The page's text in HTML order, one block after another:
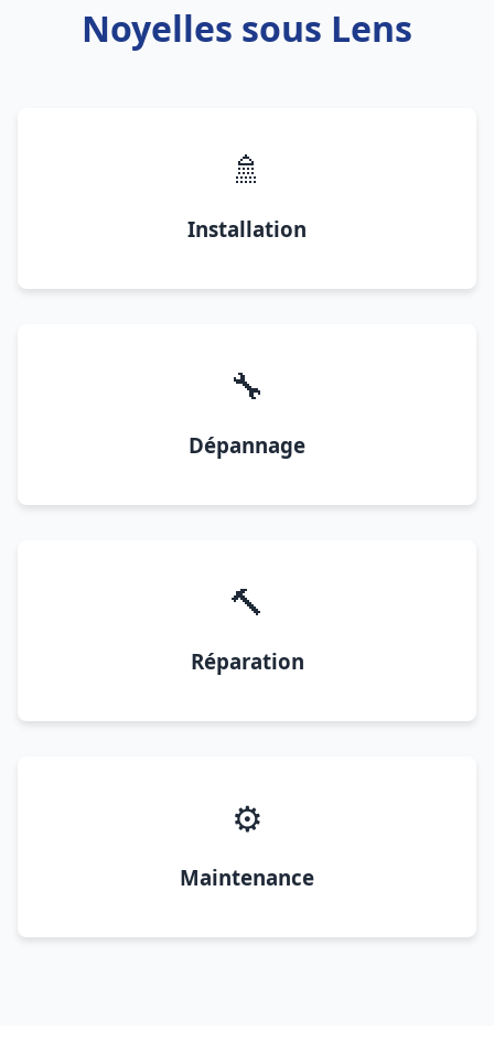
Noyelles sous Lens
🚿
Installation
🔧
Dépannage
🔨
Réparation
⚙️
Maintenance